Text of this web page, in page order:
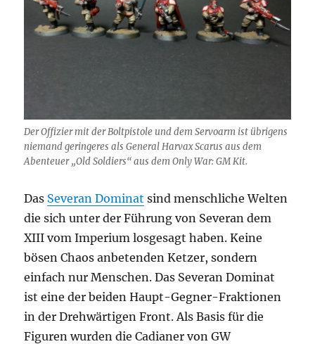
Der Offizier mit der Boltpistole und dem Servoarm ist übrigens
niemand geringeres als General Harvax Scarus aus dem
Abenteuer „Old Soldiers“ aus dem Only War: GM Kit.
Das Severan Dominat sind menschliche Welten
die sich unter der Führung von Severan dem
XIII vom Imperium losgesagt haben. Keine
bösen Chaos anbetenden Ketzer, sondern
einfach nur Menschen. Das Severan Dominat
ist eine der beiden Haupt-Gegner-Fraktionen
in der Drehwärtigen Front. Als Basis für die
Figuren wurden die Cadianer von GW